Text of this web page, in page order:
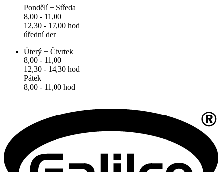
Pondělí + Středa
8,00 - 11,00
12,30 - 17,00 hod
úřední den
Úterý + Čtvrtek
8,00 - 11,00
12,30 - 14,30 hod
Pátek
8,00 - 11,00 hod